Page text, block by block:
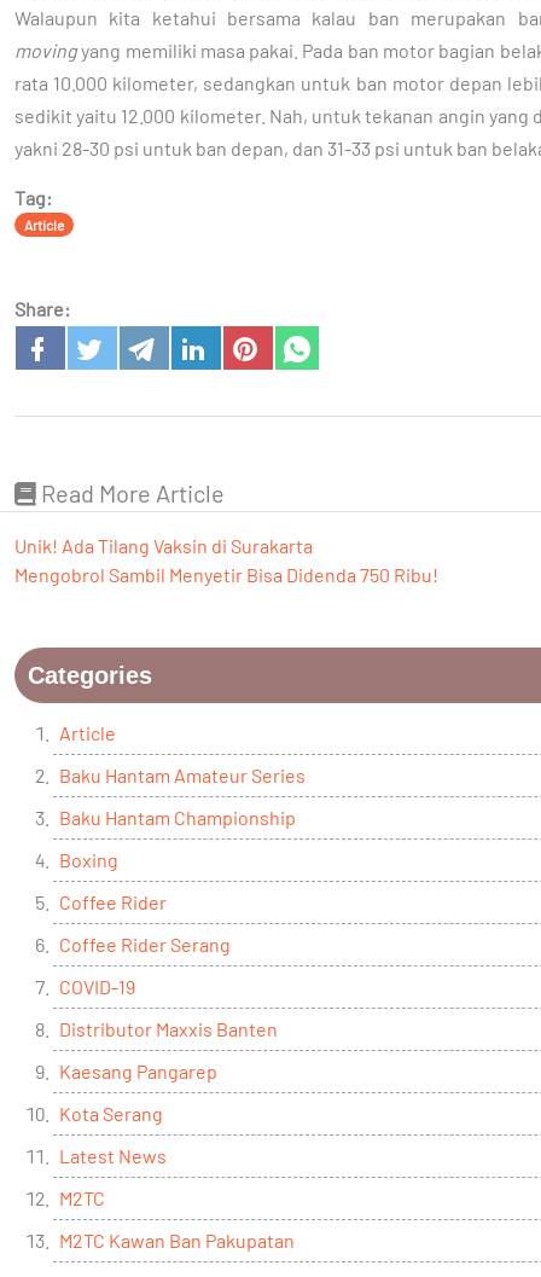
Walaupun kita ketahui bersama kalau ban merupakan
movingyang memiliki masa pakai. Pada ban motor bagian
rata 10.000 kilometer, sedangkan untuk ban motor depan
sedikit yaitu 12.000 kilometer. Nah, untuk tekanan angin yang
yakni 28-30 psi untuk ban depan, dan 31-33 psi untuk ban
Tag:
Article
Share:
Read More Article
Unik! Ada Tilang Vaksin di Surakarta
Mengobrol Sambil Menyetir Bisa Didenda 750 Ribu!
Categories
Article
Baku Hantam Amateur Series
Baku Hantam Championship
Boxing
Coffee Rider
Coffee Rider Serang
COVID-19
Distributor Maxxis Banten
Kaesang Pangarep
Kota Serang
Latest News
M2TC
M2TC Kawan Ban Pakupatan